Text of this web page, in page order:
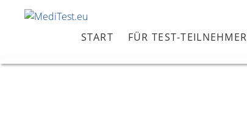
START FÜR TEST-TEILNEHMER